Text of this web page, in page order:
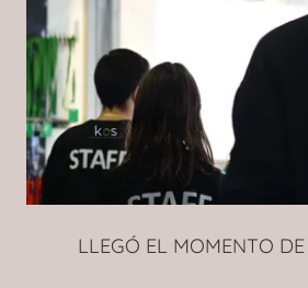
LLEGÓ EL MOMENTO